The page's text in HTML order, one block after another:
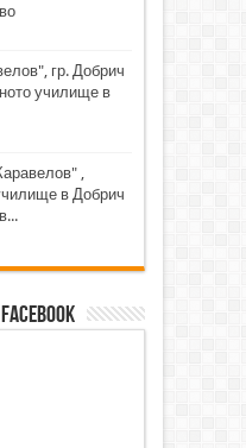
гр. Добрич
училище в
,
в Добрич